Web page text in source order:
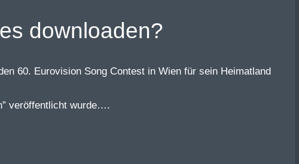
downloaden?
60. Eurovision Song Contest in Wien für sein Heimatland
veröffentlicht wurde….